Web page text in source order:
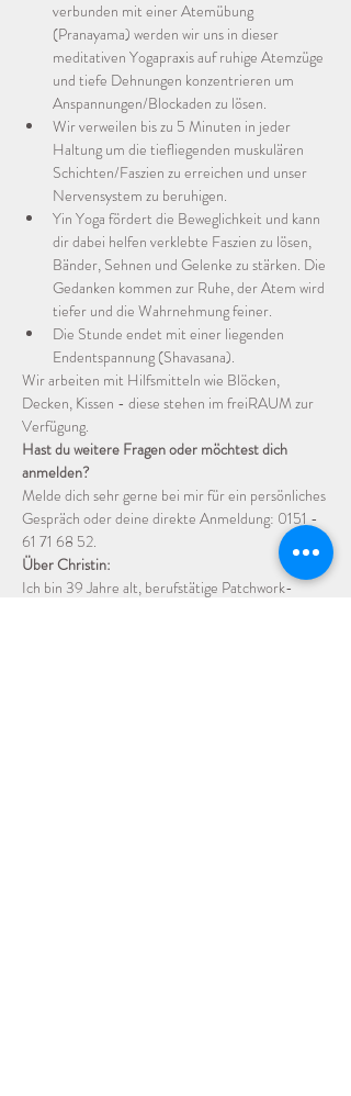
verbunden mit einer Atemübung
(Pranayama) werden wir uns in dieser
meditativen Yogapraxis auf ruhige Atemzüge
und tiefe Dehnungen konzentrieren um
Anspannungen/Blockaden zu lösen.
Wir verweilen bis zu 5 Minuten in jeder
Haltung um die tiefliegenden muskulären
Schichten/Faszien zu erreichen und unser
Nervensystem zu beruhigen.
Yin Yoga fördert die Beweglichkeit und kann
dir dabei helfen verklebte Faszien zu lösen,
Bänder, Sehnen und Gelenke zu stärken. Die
Gedanken kommen zur Ruhe, der Atem wird
tiefer und die Wahrnehmung feiner.
Die Stunde endet mit einer liegenden
Endentspannung (Shavasana).
Wir arbeiten mit Hilfsmitteln wie Blöcken,
Decken, Kissen - diese stehen im freiRAUM zur
Verfügung.
Hast du weitere Fragen oder möchtest dich
anmelden?
Melde dich sehr gerne bei mir für ein persönliches
Gespräch oder deine direkte Anmeldung: 0151 -
61 71 68 52.
Über Christin:
Ich bin 39 Jahre alt, berufstätige Patchwork-